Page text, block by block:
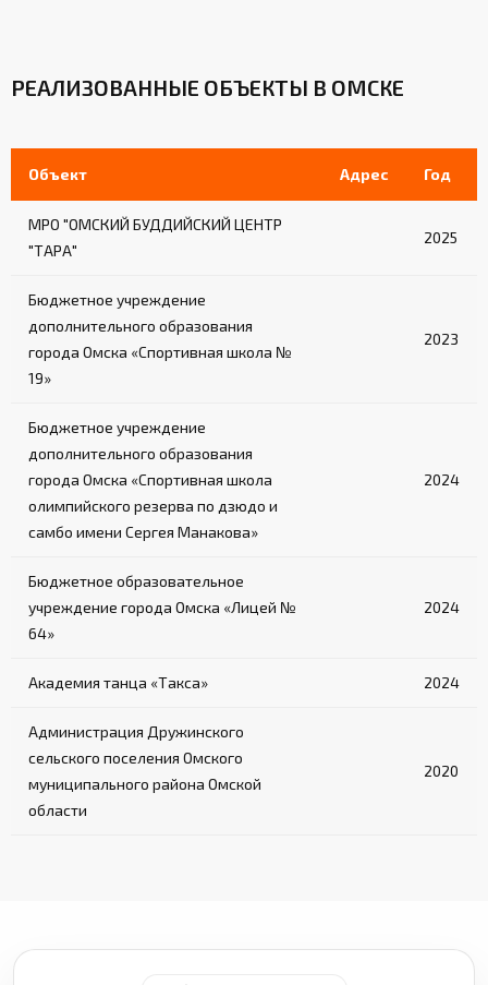
РЕАЛИЗОВАННЫЕ ОБЪЕКТЫ В ОМСКЕ
Объект Адрес Год
МРО "ОМСКИЙ БУДДИЙСКИЙ ЦЕНТР
"ТАРА"
2025
Бюджетное учреждение
дополнительного образования
города Омска «Спортивная школа №
19»
2023
Бюджетное учреждение
дополнительного образования
города Омска «Спортивная школа
олимпийского резерва по дзюдо и
самбо имени Сергея Манакова»
2024
Бюджетное образовательное
учреждение города Омска «Лицей №
64»
2024
Академия танца «Такса» 2024
Администрация Дружинского
сельского поселения Омского
муниципального района Омской
области
2020